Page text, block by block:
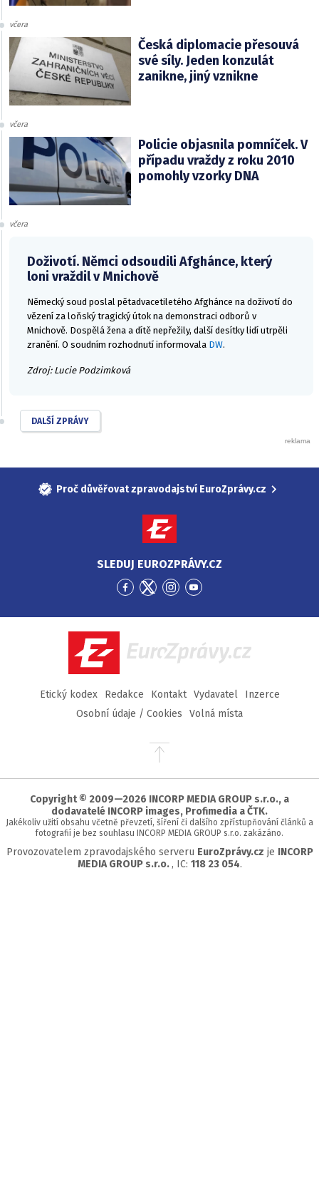
včera
Česká diplomacie přesouvá
své síly. Jeden konzulát
zanikne, jiný vznikne
včera
Policie objasnila pomníček. V
případu vraždy z roku 2010
pomohly vzorky DNA
včera
Doživotí. Němci odsoudili Afghánce, který
loni vraždil v Mnichově
Německý soud poslal pětadvacetiletého Afghánce na doživotí do
vězení za loňský tragický útok na demonstraci odborů v
Mnichově. Dospělá žena a dítě nepřežily, další desítky lidí utrpěli
zranění. O soudním rozhodnutí informovala DW.
Zdroj: Lucie Podzimková
DALŠÍ ZPRÁVY
Proč důvěřovat zpravodajství EuroZprávy.cz
SLEDUJ EUROZPRÁVY.CZ
Přejít
Facebook
Přejít
Twitter
Přejít
Instagram
Přejít
YouTube
EuroZprávy.cz
Etický kodex Redakce Kontakt Vydavatel
Inzerce
Osobní údaje / Cookies
Volná místa
Přejít
stránky
Copyright © 2009—2026 INCORP MEDIA GROUP s.r.o., a
dodavatelé INCORP images, Profimedia a ČTK.
Jakékoliv užití obsahu včetně převzetí, šíření či dalšího zpřístupňování článků a
fotografií je bez souhlasu INCORP MEDIA GROUP s.r.o. zakázáno.
Provozovatelem zpravodajského serveru EuroZprávy.cz je INCORP
MEDIA GROUP s.r.o., IC: 118 23 054.